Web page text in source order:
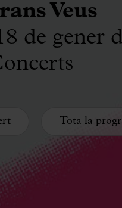
Veus
de gener
Tota la